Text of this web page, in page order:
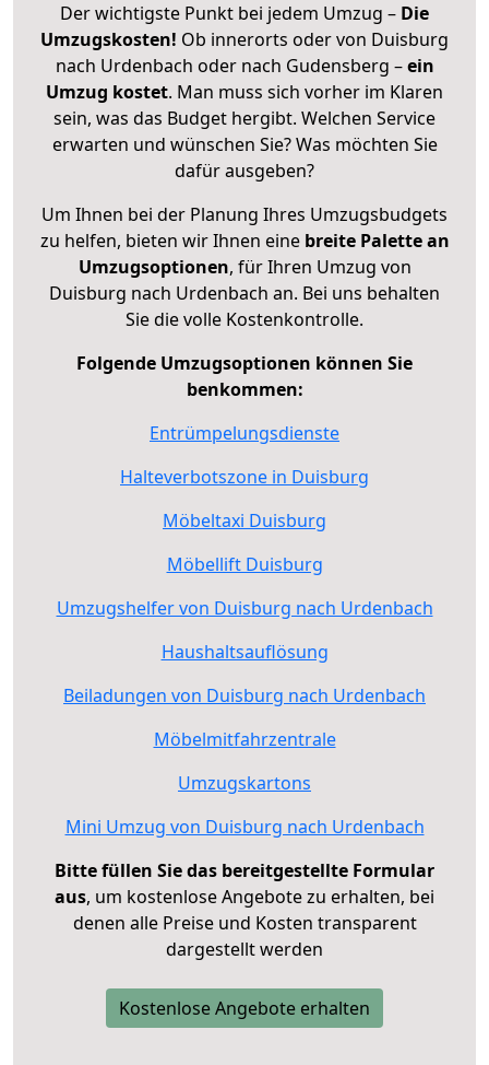
Der wichtigste Punkt bei jedem Umzug – Die
Umzugskosten! Ob innerorts oder von Duisburg
nach Urdenbach oder nach Gudensberg –ein
Umzug kostet. Man muss sich vorher im Klaren
sein, was das Budget hergibt. Welchen Service
erwarten und wünschen Sie? Was möchten Sie
dafür ausgeben?
Um Ihnen bei der Planung Ihres Umzugsbudgets
zu helfen, bieten wir Ihnen eine breite Palette an
Umzugsoptionen, für Ihren Umzug von
Duisburg nach Urdenbach an. Bei uns behalten
Sie die volle Kostenkontrolle.
Folgende Umzugsoptionen können Sie
benkommen:
Entrümpelungsdienste
Halteverbotszone in Duisburg
Möbeltaxi Duisburg
Möbellift Duisburg
Umzugshelfer von Duisburg nach Urdenbach
Haushaltsauflösung
Beiladungen von Duisburg nach Urdenbach
Möbelmitfahrzentrale
Umzugskartons
Mini Umzug von Duisburg nach Urdenbach
Bitte füllen Sie das bereitgestellte Formular
aus, um kostenlose Angebote zu erhalten, bei
denen alle Preise und Kosten transparent
dargestellt werden
Kostenlose Angebote erhalten